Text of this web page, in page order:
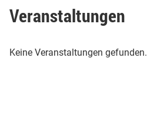
Veranstaltungen
Keine Veranstaltungen gefunden.